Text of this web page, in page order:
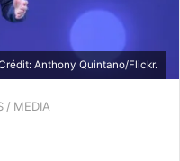
Anthony Quintano/Flickr.
/ MEDIA